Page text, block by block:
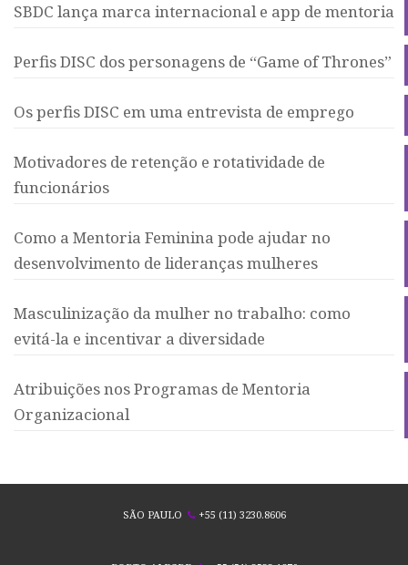
SBDC lança marca internacional e app de mentoria
Perfis DISC dos personagens de “Game of Thrones”
Os perfis DISC em uma entrevista de emprego
Motivadores de retenção e rotatividade de
funcionários
Como a Mentoria Feminina pode ajudar no
desenvolvimento de lideranças mulheres
Masculinização da mulher no trabalho: como
evitá-la e incentivar a diversidade
Atribuições nos Programas de Mentoria
Organizacional
SÃO PAULO +55 (11) 3230.8606